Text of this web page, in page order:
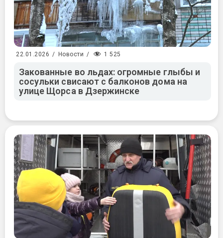
22.01.2026 / Новости / 1 525
Закованные во льдах: огромные глыбы и
сосульки свисают с балконов дома на
улице Щорса в Дзержинске